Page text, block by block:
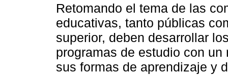
Retomando el tema de las
educativas, tanto públicas
superior, deben desarrollar
programas de estudio con
sus formas de aprendizaje y